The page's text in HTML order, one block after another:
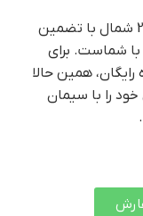
با ارائه سیمان تیپ 2 شمال با تضمین
شماست. برای
همین حالا
را با سیمان